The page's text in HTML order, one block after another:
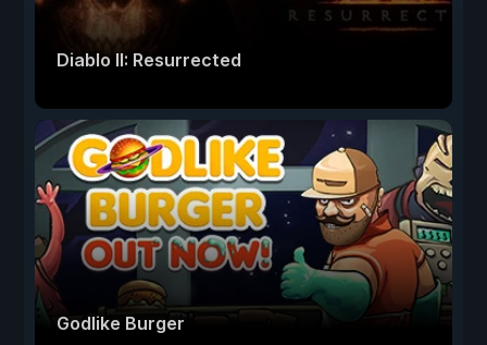
Diablo II: Resurrected
Godlike Burger